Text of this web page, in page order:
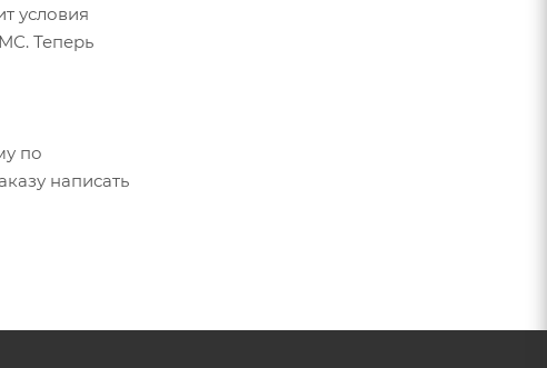
условия
Теперь
по
написать